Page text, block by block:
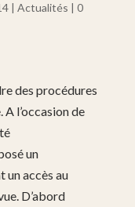
| Actualités | 0
des procédures
A l’occasion de
un
un accès au
D’abord